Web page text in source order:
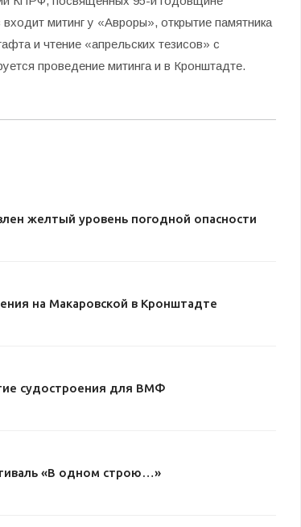
митинг у «Авроры», открытие памятника
и чтение «апрельских тезисов» с
проведение митинга и в Кронштадте.
желтый уровень погодной опасности
на Макаровской в Кронштадте
судостроения для ВМФ
«В одном строю…»